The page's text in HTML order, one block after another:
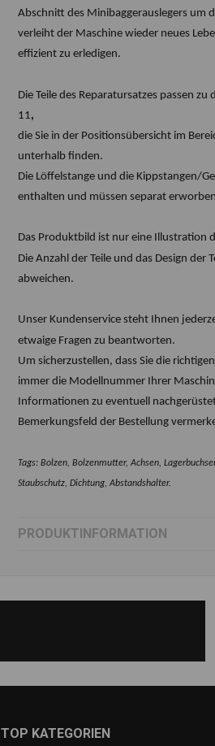
Abschnitt des Minibaggerauslegers um
verleiht der Maschine wieder neues
effizient zu erledigen.
Die Teile des Reparatursatzes passen
11,
die Sie in der Positionsübersicht im
unterhalb finden.
Die Löffelstange und die Kippstangen/
enthalten und müssen separat
Das Produktbild ist nur eine Illustration
Die Anzahl der Teile und das Design der
abweichen.
Unser Kundenservice steht Ihnen
etwaige Fragen zu beantworten.
Um sicherzustellen, dass Sie die
immer die Modellnummer Ihrer
Informationen zu eventuell
Bemerkungsfeld der Bestellung
Tags: Bolzen, Bolzenmutter, Achsen,
Staubschutz, Dichtung, Abstandshalter.
PRODUKTINFORMATION
TOP KATEGORIEN